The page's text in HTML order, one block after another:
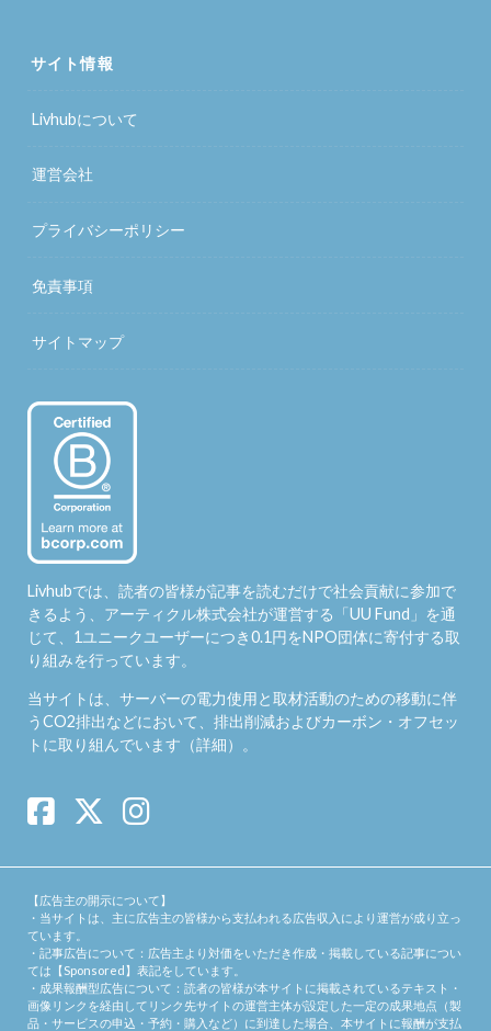
サイト情報
Livhubについて
運営会社
プライバシーポリシー
免責事項
サイトマップ
Livhubでは、読者の皆様が記事を読むだけで社会貢献に参加で
きるよう、アーティクル株式会社が運営する「UU Fund 」を通
じて、1ユニークユーザーにつき0.1円をNPO団体に寄付する取
り組みを行っています。
当サイトは、サーバーの電力使用と取材活動のための移動に伴
うCO2排出などにおいて、排出削減およびカーボン・オフセッ
トに取り組んでいます（詳細）。
【広告主の開示について】
・当サイトは、主に広告主の皆様から支払われる広告収入により運営が成り立っ
ています。
・記事広告について：広告主より対価をいただき作成・掲載している記事につい
ては【Sponsored】表記をしています。
・成果報酬型広告について：読者の皆様が本サイトに掲載されているテキスト・
画像リンクを経由してリンク先サイトの運営主体が設定した一定の成果地点（製
品・サービスの申込・予約・購入など）に到達した場合、本サイトに報酬が支払